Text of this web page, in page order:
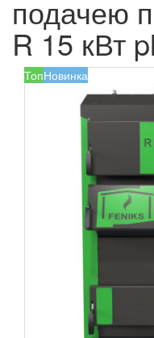
подачею
R 15 кВт
ТопНовинка